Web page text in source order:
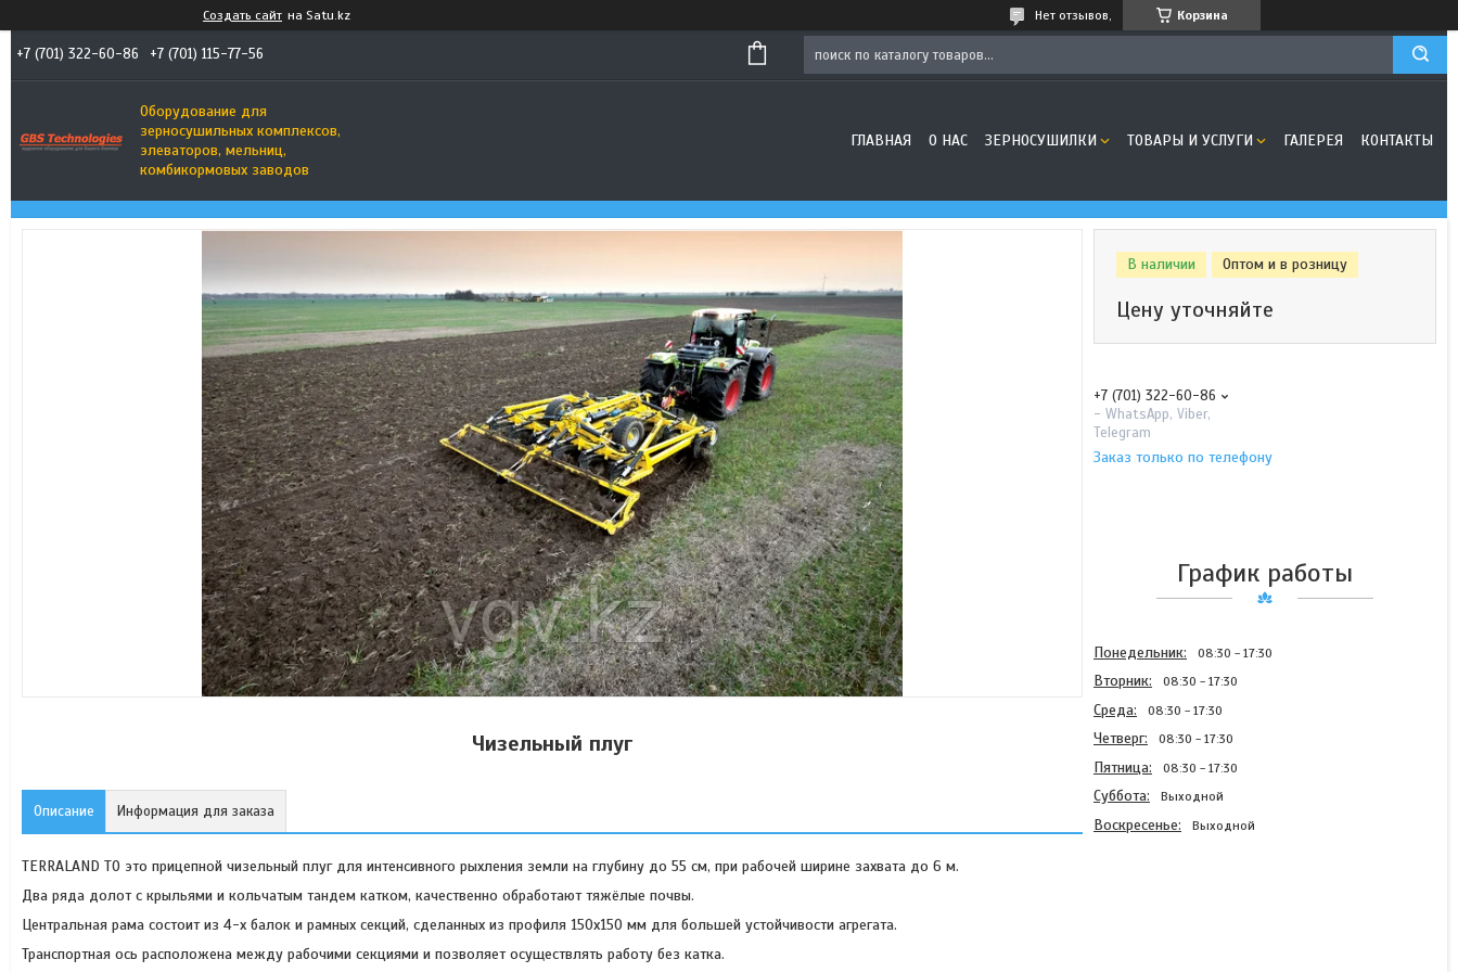
Создать сайт на Satu.kz Корзина
Нет отзывов,
+7 (701) 322-60-86 +7 (701) 115-77-56
Оборудование для
зерносушильных комплексов,
элеваторов, мельниц,
комбикормовых заводов
ГЛАВНАЯ О НАС ЗЕРНОСУШИЛКИ ТОВАРЫ И УСЛУГИ ГАЛЕРЕЯ КОНТАКТЫ
Чизельный плуг
Описание Информация для заказа
TERRALAND TO это прицепной чизельный плуг для интенсивного рыхления земли на глубину до 55 см, при рабочей ширине захвата до 6 м.
Два ряда долот с крыльями и кольчатым тандем катком, качественно обработают тяжёлые почвы.
Центральная рама состоит из 4-х балок и рамных секций, сделанных из профиля 150x150 мм для большей устойчивости агрегата.
Транспортная ось расположена между рабочими секциями и позволяет осуществлять работу без катка.
В наличии Оптом и в розницу
Цену уточняйте
+7 (701) 322-60-86
- WhatsApp, Viber,
Telegram
Заказ только по телефону
График работы
Понедельник 08:30 17:30
Вторник 08:30 17:30
Среда 08:30 17:30
Четверг 08:30 17:30
Пятница 08:30 17:30
Суббота Выходной
Воскресенье Выходной